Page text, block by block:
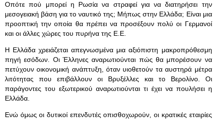
Οπότε πού μπορεί η Ρωσία να στραφεί για να διατηρήσει την
μεσογειακή βάση για το ναυτικό της; Μήπως στην Ελλάδα; Είναι μια
προοπτική την οποία θα πρέπει να προσέξουν πολύ οι Γερμανοί
και οι άλλες χώρες του πυρήνα της Ε.Ε.
Η Ελλάδα χρειάζεται απεγνωσμένα μια αξιόπιστη μακροπρόθεσμη
πηγή εσόδων. Οι Έλληνες αναρωτιούνται πώς θα μπορέσουν να
πετύχουν οικονομική ανάπτυξη, όταν υιοθετούν τα αυστηρά μέτρα
λιτότητας που επιβάλλουν οι Βρυξέλλες και το Βερολίνο. Οι
παράγοντες του εξωτερικού αναρωτιούνται τι έχει να πουλήσει η
Ελλάδα.
Ενώ όμως οι δυτικοί επενδυτές οπισθοχωρούν, οι κρατικές εταιρίες